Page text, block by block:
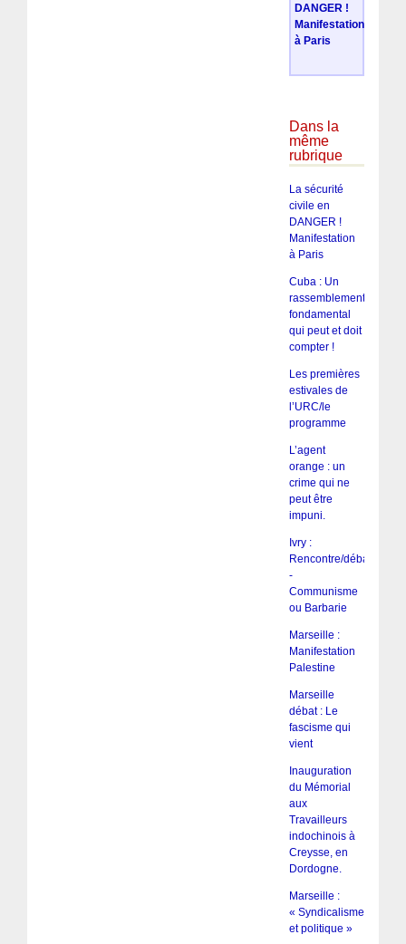
DANGER !
Manifestation
à Paris
Dans la
même
rubrique
La sécurité
civile en
DANGER !
Manifestation
à Paris
Cuba : Un
rassemblement
fondamental
qui peut et doit
compter !
Les premières
estivales de
l’URC/le
programme
L’agent
orange : un
crime qui ne
peut être
impuni.
Ivry :
Rencontre/débat
-
Communisme
ou Barbarie
Marseille :
Manifestation
Palestine
Marseille
débat : Le
fascisme qui
vient
Inauguration
du Mémorial
aux
Travailleurs
indochinois à
Creysse, en
Dordogne.
Marseille :
« Syndicalisme
et politique »